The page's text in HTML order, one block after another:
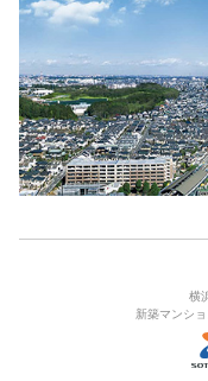
横
新築マンシ